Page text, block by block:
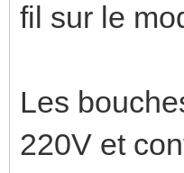
fil sur le
Les
220V et